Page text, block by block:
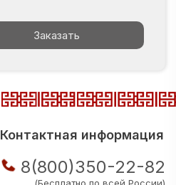
Заказать
Контактная информация
8(800)350-22-82